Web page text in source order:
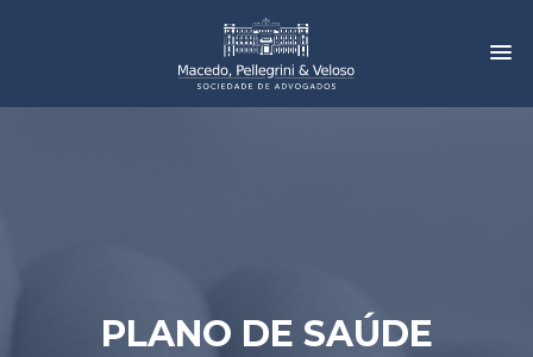
PLANO DE SAÚDE